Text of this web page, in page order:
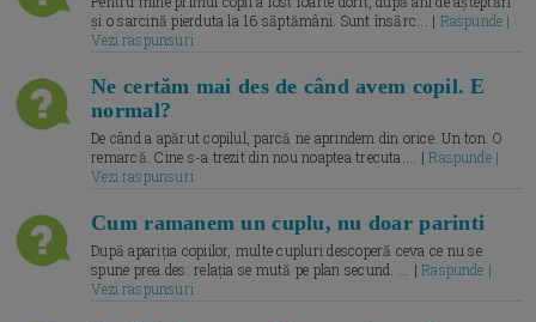
și o sarcină pierduta la 16 săptămâni. Sunt însărc... | Raspunde |
Vezi raspunsuri
Ne certăm mai des de când avem copil. E
normal?
De când a apărut copilul, parcă ne aprindem din orice. Un ton. O
remarcă. Cine s-a trezit din nou noaptea trecuta.... |Raspunde |
Vezi raspunsuri
Cum ramanem un cuplu, nu doar parinti
După apariția copiilor, multe cupluri descoperă ceva ce nu se
spune prea des: relația se mută pe plan secund. ... |Raspunde |
Vezi raspunsuri